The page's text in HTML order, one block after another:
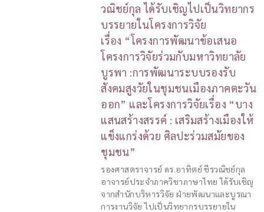
วณิชย์กุล ได้รับเชิญไปเป็นวิทยากร
บรรยายในโครงการวิจัย
เรื่อง “โครงการพัฒนาข้อเสนอ
โครงการวิจัยร่วมกับมหาวิทยาลัย
บูรพา :การพัฒนาระบบรองรับ
สังคมสูงวัยในชุมชนเมืองภาคตะวัน
ออก” และโครงการวิจัยเรื่อง “บาง
แสนสร้างสรรค์ : เสริมสร้างเมืองให้
แข็งแกร่งด้วย ศิลปะร่วมสมัยของ
ชุมชน”
รองศาสตราจารย์ ดร.อาทิตย์ ชีรวณิชย์กุล
อาจารย์ประจำภาควิชาภาษาไทย ได้รับเชิญ
จากสำนักบริหารวิจัย ฝ่ายพัฒนาและบูรณา
การงานวิจัย ไปเป็นวิทยากรบรรยายใน